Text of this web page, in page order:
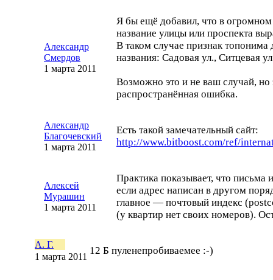
Александр
Смердов
1 марта 2011
Я бы ещё добавил, что в огромном
название улицы или проспекта
В таком случае признак топонима
названия: Садовая ул., Ситцевая
Возможно это и не ваш случай, но
распространённая ошибка.
Александр
Благочевский
1 марта 2011
Есть такой замечательный сайт:
http://www.bitboost.com/ref/
Алексей
Мурашин
1 марта 2011
Практика показывает, что письма
если адрес написан в другом
главное — почтовый индекс
(у квартир нет своих номеров).
А. Г.
1 марта 2011
12 Б пуленепробиваемее :-)